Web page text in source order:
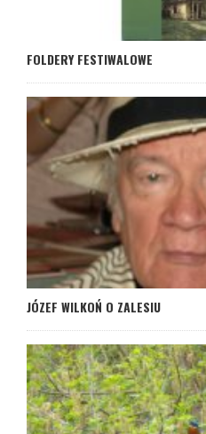
FOLDERY FESTIWALOWE
JÓZEF WILKOŃ O ZALESIU